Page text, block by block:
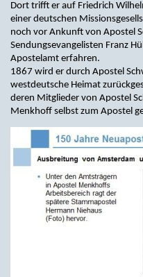
Dort trifft er auf Friedrich
einer deutschen
noch vor Ankunft von Apostel
Sendungsevangelisten Franz
Apostelamt erfahren.
1867 wird er durch Apostel
westdeutsche Heimat
deren Mitglieder von Apostel
Menkhoff selbst zum Apostel